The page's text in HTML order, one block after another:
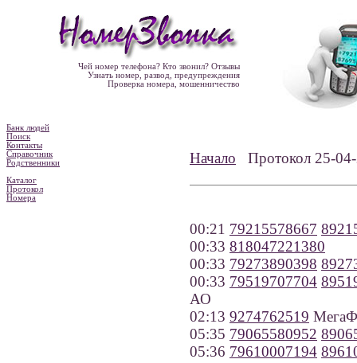
Чей номер телефона? Кто звонил? Отзывы
Узнать номер, развод, предупреждения
Проверка номера, мошенничество
Банк людей
Поиск
Контакты
Справочник
Родственники
Каталог
Протокол
Номера
Начало Протокол 25-
00:21 79215578667
00:33 818047221380
00:33 79273890398
00:33 79519707704
АО
02:13 9274762519
05:35 79065580952
05:36 79610007194